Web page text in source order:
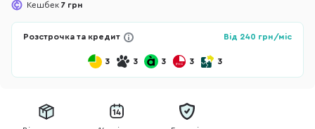
Кешбек 7 грн
Розстрочка та кредит Від 240 грн/міс
3 3 3 3 3